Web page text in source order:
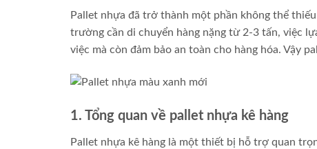
Pallet nhựa đã trở thành một phần không thể
trường cần di chuyển hàng nặng từ 2-3 tấn, việc
việc mà còn đảm bảo an toàn cho hàng hóa. Vậy
1. Tổng quan về pallet nhựa kê hàng
Pallet nhựa kê hàng là một thiết bị hỗ trợ quan